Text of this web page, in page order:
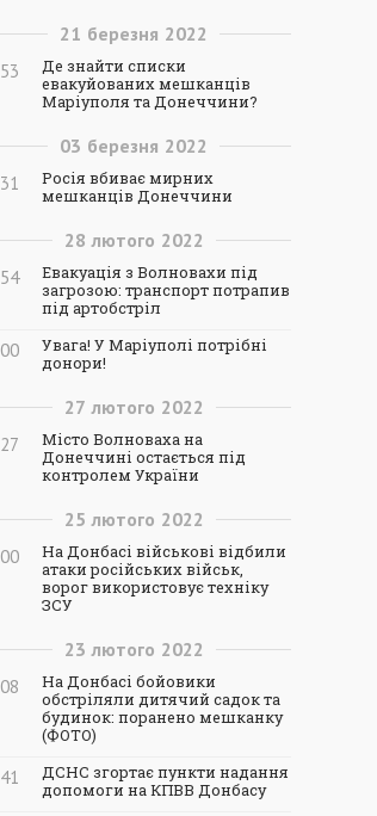
21 березня 2022
Де знайти списки
евакуйованих мешканців
Маріуполя та Донеччини?
03 березня 2022
Росія вбиває мирних
мешканців Донеччини
28 лютого 2022
Евакуація з Волновахи під
загрозою: транспорт потрапив
під артобстріл
Увага! У Маріуполі потрібні
донори!
27 лютого 2022
Місто Волноваха на
Донеччині остається під
контролем України
25 лютого 2022
На Донбасі військові відбили
атаки російських військ,
ворог використовує техніку
ЗСУ
23 лютого 2022
На Донбасі бойовики
обстріляли дитячий садок та
будинок: поранено мешканку
(ФОТО)
ДСНС згортає пункти надання
допомоги на КПВВ Донбасу